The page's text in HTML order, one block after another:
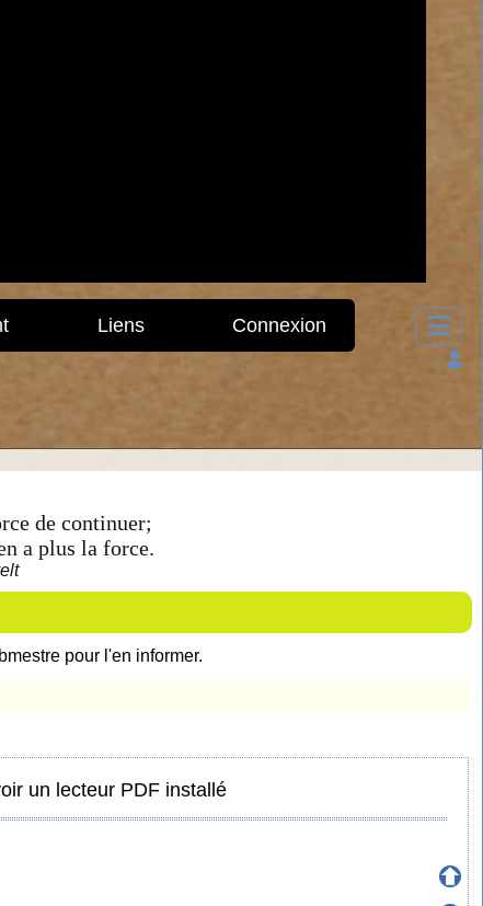
Liens Connexion
de continuer;
a plus la force.
pour l'en informer.
un lecteur PDF installé